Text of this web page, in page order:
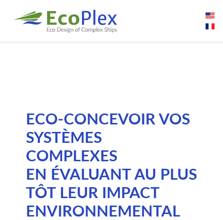
ECO-CONCEVOIR VOS
SYSTÈMES
COMPLEXES
EN ÉVALUANT AU PLUS
TÔT LEUR IMPACT
ENVIRONNEMENTAL